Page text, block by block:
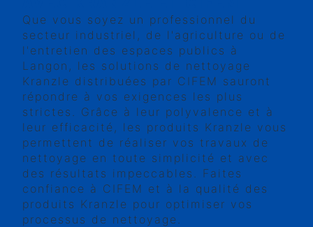
Que vous soyez un professionnel du
secteur industriel, de l'agriculture ou de
l'entretien des espaces publics à
Langon, les solutions de nettoyage
Kranzle distribuées par CIFEM sauront
répondre à vos exigences les plus
strictes. Grâce à leur polyvalence et à
leur efficacité, les produits Kranzle vous
permettent de réaliser vos travaux de
nettoyage en toute simplicité et avec
des résultats impeccables. Faites
confiance à CIFEM et à la qualité des
produits Kranzle pour optimiser vos
processus de nettoyage.